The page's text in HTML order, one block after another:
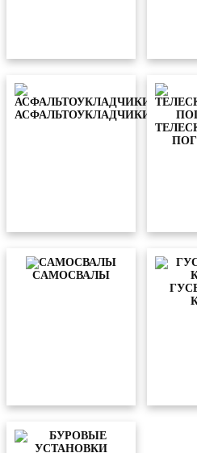
АСФАЛЬТОУКЛАДЧИКИ
CАМОСВАЛЫ